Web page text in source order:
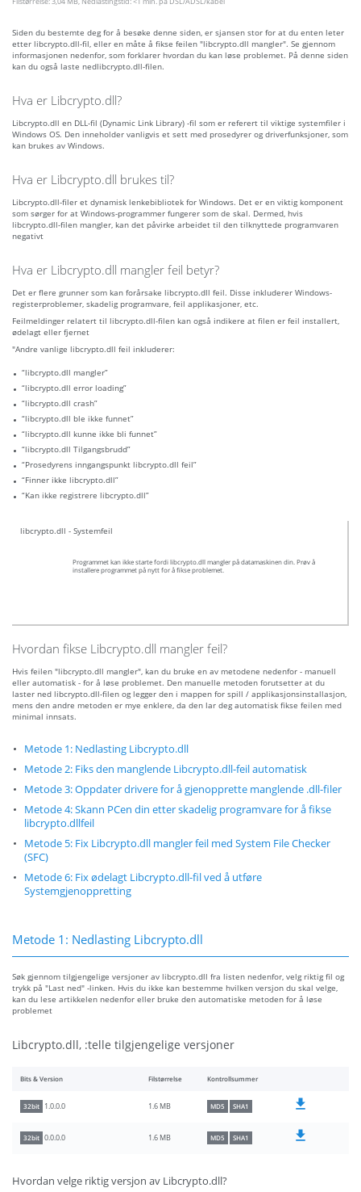
Siden du bestemte deg for å besøke denne siden, er sjansen stor for at du enten leter
etter libcrypto.dll-fil, eller en måte å fikse feilen "libcrypto.dll mangler". Se gjennom
informasjonen nedenfor, som forklarer hvordan du kan løse problemet. På denne siden
kan du også laste nedlibcrypto.dll-filen.
Hva er Libcrypto.dll?
Libcrypto.dll en DLL-fil (Dynamic Link Library) -fil som er referert til viktige systemfiler i
Windows OS. Den inneholder vanligvis et sett med prosedyrer og driverfunksjoner, som
kan brukes av Windows.
Hva er Libcrypto.dll brukes til?
Libcrypto.dll-filer et dynamisk lenkebibliotek for Windows. Det er en viktig komponent
som sørger for at Windows-programmer fungerer som de skal. Dermed, hvis
libcrypto.dll-filen mangler, kan det påvirke arbeidet til den tilknyttede programvaren
negativt
Hva er Libcrypto.dll mangler feil betyr?
Det er flere grunner som kan forårsake libcrypto.dll feil. Disse inkluderer Windows-
registerproblemer, skadelig programvare, feil applikasjoner, etc.
Feilmeldinger relatert til libcrypto.dll-filen kan også indikere at filen er feil installert,
ødelagt eller fjernet
"Andre vanlige libcrypto.dll feil inkluderer:
“libcrypto.dll mangler”
“libcrypto.dll error loading”
“libcrypto.dll crash”
“libcrypto.dll ble ikke funnet”
“libcrypto.dll kunne ikke bli funnet”
“libcrypto.dll Tilgangsbrudd”
“Prosedyrens inngangspunkt libcrypto.dll feil”
“Finner ikke libcrypto.dll”
“Kan ikke registrere libcrypto.dll”
libcrypto.dll - Systemfeil
Programmet kan ikke starte fordi libcrypto.dll mangler på datamaskinen din. Prøv å
installere programmet på nytt for å fikse problemet.
Hvordan fikse Libcrypto.dll mangler feil?
Hvis feilen "libcrypto.dll mangler", kan du bruke en av metodene nedenfor - manuell
eller automatisk - for å løse problemet. Den manuelle metoden forutsetter at du
laster ned libcrypto.dll-filen og legger den i mappen for spill / applikasjonsinstallasjon,
mens den andre metoden er mye enklere, da den lar deg automatisk fikse feilen med
minimal innsats.
Metode 1: Nedlasting Libcrypto.dll
Metode 2: Fiks den manglende Libcrypto.dll-feil automatisk
Metode 3: Oppdater drivere for å gjenopprette manglende .dll-filer
Metode 4: Skann PCen din etter skadelig programvare for å fikse
libcrypto.dllfeil
Metode 5: Fix Libcrypto.dll mangler feil med System File Checker
(SFC)
Metode 6: Fix ødelagt Libcrypto.dll-fil ved å utføre
Systemgjenoppretting
Metode 1: Nedlasting Libcrypto.dll
Søk gjennom tilgjengelige versjoner av libcrypto.dll fra listen nedenfor, velg riktig fil og
trykk på "Last ned" -linken. Hvis du ikke kan bestemme hvilken versjon du skal velge,
kan du lese artikkelen nedenfor eller bruke den automatiske metoden for å løse
problemet
Libcrypto.dll, :telle tilgjengelige versjoner
Bits & Version Filstørrelse Kontrollsummer
32bit 1.0.0.0 1.6 MB MD5 SHA1
32bit 0.0.0.0 1.6 MB MD5 SHA1
Hvordan velge riktig versjon av Libcrypto.dll?